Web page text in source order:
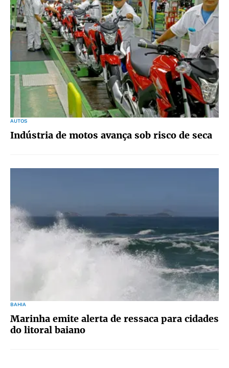
AUTOS
Indústria de motos avança sob risco de seca
BAHIA
Marinha emite alerta de ressaca para cidades
do litoral baiano